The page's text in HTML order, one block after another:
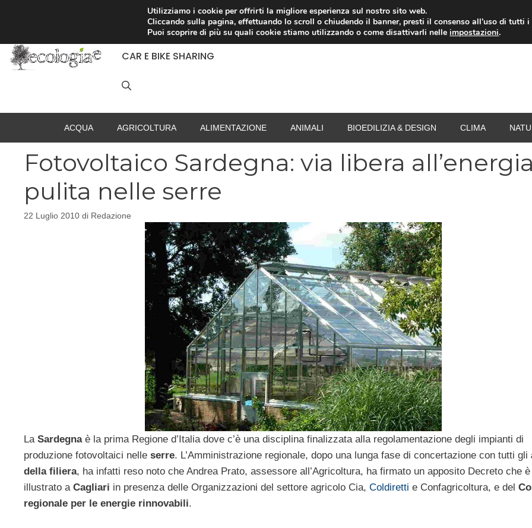
RACCOLTA DIFFERENZIATA RISPARMIO ENERGETICO SPESA
CAR E BIKE SHARING
ACQUA AGRICOLTURA ALIMENTAZIONE ANIMALI BIOEDILIZIA & DESIGN CLIMA
Fotovoltaico Sardegna: via libera
pulita nelle serre
22 Luglio 2010 di Redazione
La Sardegna è la prima Regione d’Italia dove c’è una disciplina finalizzata alla regolamentazione degli impianti di
produzione fotovoltaici nelle serre. L’Amministrazione regionale, dopo una lunga fase di concertazione con tutti gli
della filiera, ha infatti reso noto che Andrea Prato, assessore all’Agricoltura, ha firmato un apposito Decreto che
illustrato a Cagliari in presenza delle Organizzazioni del settore agricolo Cia, Coldiretti e Confagricoltura, e del
regionale per le energie rinnovabili.
Utilizziamo i cookie per offrirti la migliore esperienza sul nostro sito web.
Cliccando sulla pagina, effettuando lo scroll o chiudendo il banner, presti il consenso all’uso di tutti
Puoi scoprire di più su quali cookie stiamo utilizzando o come disattivarli nelleimpostazioni.